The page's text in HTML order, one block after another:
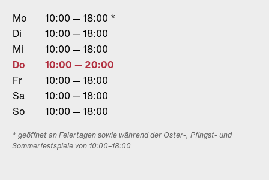
Mo
10:00 — 18:00 *
Di
10:00 — 18:00
Mi
10:00 — 18:00
Do
10:00 — 20:00
Fr
10:00 — 18:00
Sa
10:00 — 18:00
So
10:00 — 18:00
* geöffnet an Feiertagen sowie während der Oster-, Pfingst- und
Sommerfestspiele von 10:00–18:00